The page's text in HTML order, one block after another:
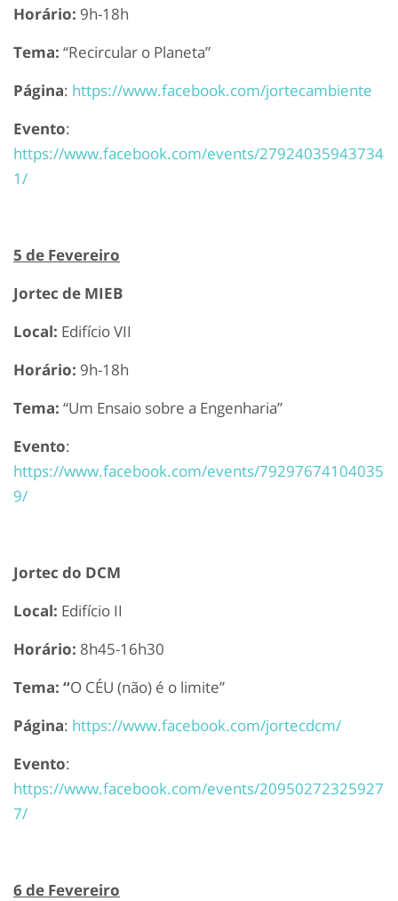
Horário: 9h-18h
Tema: “Recircular o Planeta”
Página: https://www.facebook.com/jortecambiente
Evento:
https://www.facebook.com/events/27924035943734
1/
5 de Fevereiro
Jortec de MIEB
Local: Edifício VII
Horário: 9h-18h
Tema: “Um Ensaio sobre a Engenharia”
Evento:
https://www.facebook.com/events/79297674104035
9/
Jortec do DCM
Local: Edifício II
Horário: 8h45-16h30
Tema: “O CÉU (não) é o limite”
Página: https://www.facebook.com/jortecdcm/
Evento:
https://www.facebook.com/events/20950272325927
7/
6 de Fevereiro